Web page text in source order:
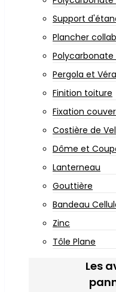
Support
Plancher
Polycarbonate
Pergola et
Finition toiture
Fixation
Costière de
Dôme et
Lanterneau
Gouttière
Bandeau
Zinc
Tôle Plane
Les